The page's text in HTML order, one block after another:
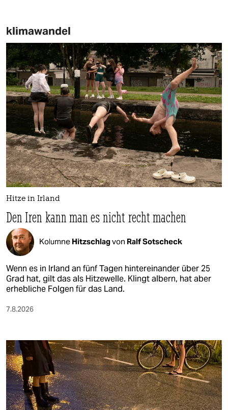
klimawandel
Hitze in Irland
Den Iren kann man es nicht recht machen
Kolumne Hitzschlagvon Ralf Sotscheck
Wenn es in Irland an fünf Tagen hintereinander über 25
Grad hat, gilt das als Hitzewelle. Klingt albern, hat aber
erhebliche Folgen für das Land.
7.8.2026